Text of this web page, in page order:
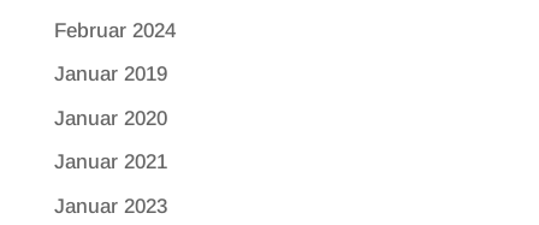
Februar 2024
Januar 2019
Januar 2020
Januar 2021
Januar 2023